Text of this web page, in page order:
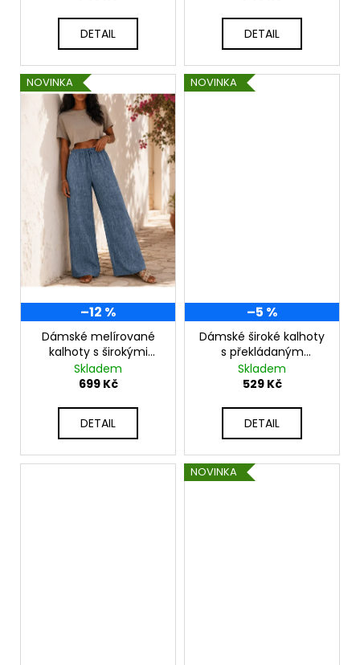
DETAIL DETAIL
NOVINKA
–12 %
Dámské melírované
kalhoty s širokými
nohavicemi z viskózy
UB-CALABRIA
Skladem
699 Kč
DETAIL
NOVINKA
–5 %
Dámské široké kalhoty
s překládaným
efektem a pružným
pasem VAYANA
Skladem
529 Kč
DETAIL
NOVINKA